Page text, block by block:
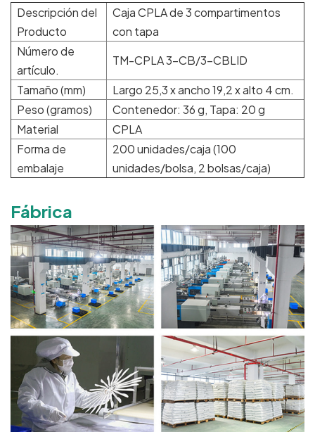
Descripción del
Producto
Caja CPLA de 3 compartimentos
con tapa
Número de
artículo.
TM-CPLA 3-CB/3-CBLID
Tamaño (mm)
Largo 25,3 x ancho 19,2 x alto 4 cm.
Peso (gramos)
Contenedor: 36 g, Tapa: 20 g
Material
CPLA
Forma de
embalaje
200 unidades/caja (100
unidades/bolsa, 2 bolsas/caja)
Fábrica